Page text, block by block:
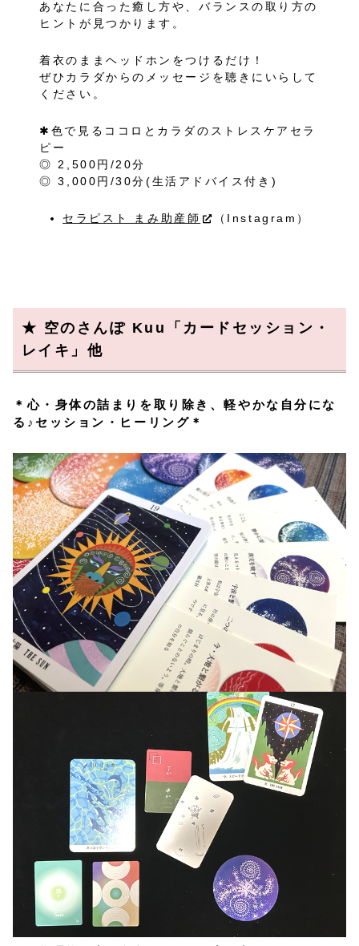
あなたに合った癒し方や、バランスの取り方の
ヒントが見つかります。
着衣のままヘッドホンをつけるだけ！
ぜひカラダからのメッセージを聴きにいらして
ください。
✱色で見るココロとカラダのストレスケアセラ
ピー
◎ 2,500円/20分
◎ 3,000円/30分(生活アドバイス付き)
セラピスト まみ助産師 （Instagram）
★ 空のさんぽ Kuu「カードセッション・
レイキ」他
＊心・身体の詰まりを取り除き、軽やかな自分にな
る♪セッション・ヒーリング ＊